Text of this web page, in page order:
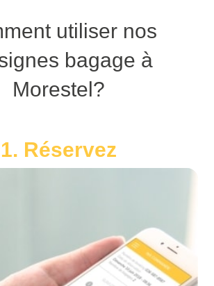
utiliser nos
bagage à
Morestel?
1. Réservez